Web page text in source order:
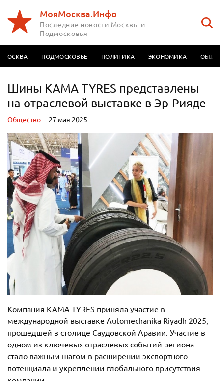
МояМосква.Инфо
Последние новости Москвы и
Подмосковья
МОСКВА ПОДМОСКОВЬЕ ПОЛИТИКА ЭКОНОМИКА
Шины KAMA TYRES представлены
на отраслевой выставке в Эр-Рияде
Oбщество 27 мая 2025
Компания KAMA TYRES приняла участие в
международной выставке Automechanika Riyadh 2025,
прошедшей в столице Саудовской Аравии. Участие в
одном из ключевых отраслевых событий региона
стало важным шагом в расширении экспортного
потенциала и укреплении глобального присутствия